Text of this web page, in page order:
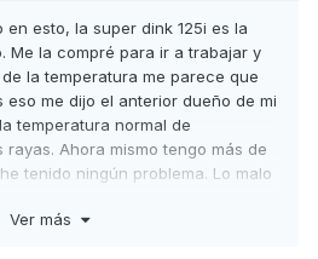
en esto, la super dink 125i es la
Me la compré para ir a trabajar y
la temperatura me parece que
eso me dijo el anterior dueño de mi
temperatura normal de
Ahora mismo tengo más de
tenido ningún problema. Lo malo
el refrigerante es una buena
Ver más